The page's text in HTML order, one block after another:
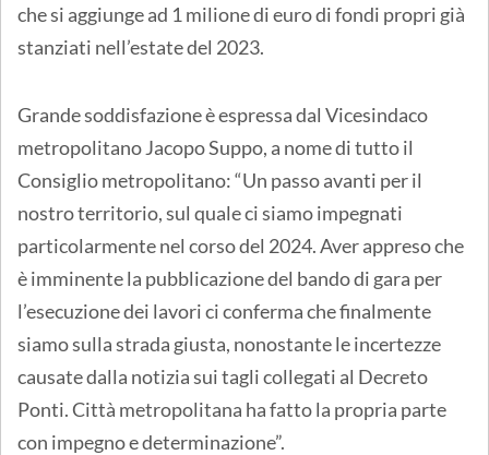
che si aggiunge ad 1 milione di euro di fondi propri già
stanziati nell’estate del 2023.
Grande soddisfazione è espressa dal Vicesindaco
metropolitano Jacopo Suppo, a nome di tutto il
Consiglio metropolitano: “Un passo avanti per il
nostro territorio, sul quale ci siamo impegnati
particolarmente nel corso del 2024. Aver appreso che
è imminente la pubblicazione del bando di gara per
l’esecuzione dei lavori ci conferma che finalmente
siamo sulla strada giusta, nonostante le incertezze
causate dalla notizia sui tagli collegati al Decreto
Ponti. Città metropolitana ha fatto la propria parte
con impegno e determinazione”.